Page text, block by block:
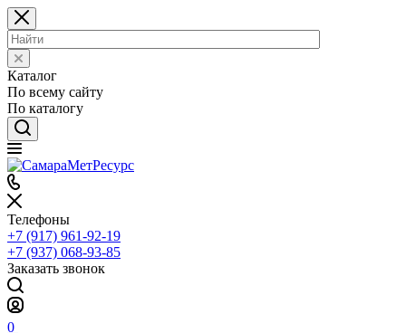
Каталог
По всему сайту
По каталогу
Телефоны
+7 (917) 961-92-19
+7 (937) 068-93-85
Заказать звонок
0